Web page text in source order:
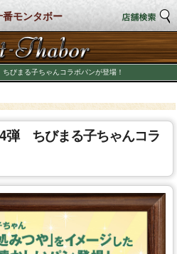
番モンタボー
びまる子ちゃんコラボパンが登場！
弾 ちびまる子ちゃんコラ